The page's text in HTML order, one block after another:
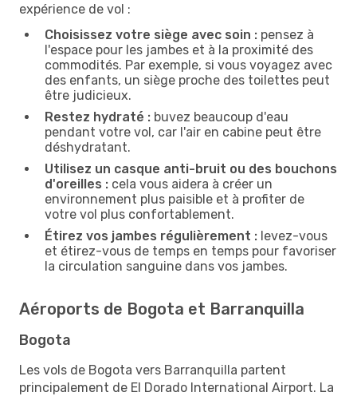
expérience de vol :
Choisissez votre siège avec soin : pensez à
l'espace pour les jambes et à la proximité des
commodités. Par exemple, si vous voyagez avec
des enfants, un siège proche des toilettes peut
être judicieux.
Restez hydraté : buvez beaucoup d'eau
pendant votre vol, car l'air en cabine peut être
déshydratant.
Utilisez un casque anti-bruit ou des bouchons
d'oreilles : cela vous aidera à créer un
environnement plus paisible et à profiter de
votre vol plus confortablement.
Étirez vos jambes régulièrement : levez-vous
et étirez-vous de temps en temps pour favoriser
la circulation sanguine dans vos jambes.
Aéroports de Bogota et Barranquilla
Bogota
Les vols de Bogota vers Barranquilla partent
principalement de El Dorado International Airport. La